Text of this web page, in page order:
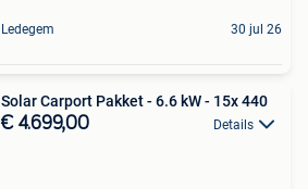
Ledegem 30 jul 26
Solar Carport Pakket - 6.6 kW - 15x 440
€ 4.699,00 Details